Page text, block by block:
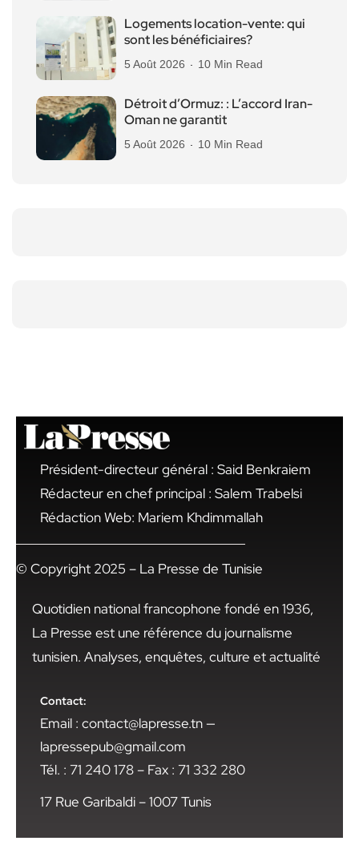
Logements location-vente: qui
sont les bénéficiaires?
5 Août 2026 10 Min Read
Détroit d’Ormuz: : L’accord Iran-
Oman ne garantit
5 Août 2026 10 Min Read
Président-directeur général : Said Benkraiem
Rédacteur en chef principal : Salem Trabelsi
Rédaction Web: Mariem Khdimmallah
© Copyright 2025 – La Presse de Tunisie
Quotidien national francophone fondé en 1936,
La Presse est une référence du journalisme
tunisien. Analyses, enquêtes, culture et actualité
Contact:
Email : contact@lapresse.tn —
lapressepub@gmail.com
Tél. : 71 240 178 – Fax : 71 332 280
17 Rue Garibaldi – 1007 Tunis